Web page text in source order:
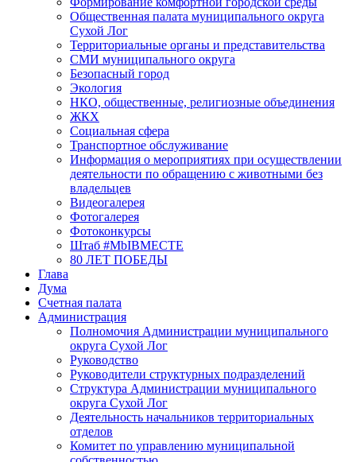
Общественная палата муниципального округа
Сухой Лог
Территориальные органы и представительства
СМИ муниципального округа
Безопасный город
Экология
НКО, общественные, религиозные объединения
ЖКХ
Социальная сфера
Транспортное обслуживание
Информация о мероприятиях при осуществлении
деятельности по обращению с животными без
владельцев
Видеогалерея
Фотогалерея
Фотоконкурсы
Штаб #MbIBMECTE
80 ЛЕТ ПОБЕДЫ
Глава
Дума
Счетная палата
Администрация
Полномочия Администрации муниципального
округа Сухой Лог
Руководство
Руководители структурных подразделений
Структура Администрации муниципального
округа Сухой Лог
Деятельность начальников территориальных
отделов
Комитет по управлению муниципальной